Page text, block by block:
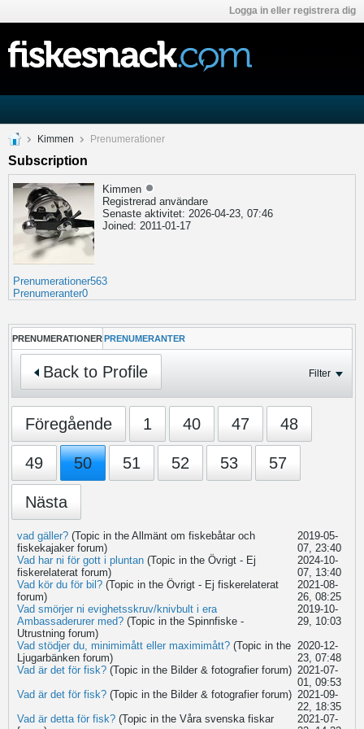
Logga in eller registrera dig
Kimmen Prenumerationer
Subscription
Kimmen
Registrerad användare
Senaste aktivitet: 2026-04-23, 07:46
Joined: 2011-01-17
Prenumerationer563
Prenumeranter0
PRENUMERATIONER PRENUMERANTER
Back to Profile Filter
Föregående 1 40 47 48
49 50 51 52 53 57
Nästa
vad gäller? (Topic in the Allmänt om fiskebåtar och
fiskekajakerforum)
2019-05-
07, 23:40
Vad har ni för gott i pluntan (Topic in the Övrigt - Ej
fiskerelateratforum)
2024-10-
07, 13:40
Vad kör du för bil? (Topic in the Övrigt - Ej fiskerelaterat
forum)
2021-08-
26, 08:25
Vad smörjer ni evighetsskruv/knivbult i era
Ambassaderurer med? (Topic in the Spinnfiske -
Utrustningforum)
2019-10-
29, 10:03
Vad stödjer du, minimimått eller maximimått? (Topic in the
Ljugarbänkenforum)
2020-12-
23, 07:48
Vad är det för fisk? (Topic in the Bilder & fotografierforum) 2021-07-
01, 09:53
Vad är det för fisk? (Topic in the Bilder & fotografierforum) 2021-09-
22, 18:35
Vad är detta för fisk? (Topic in the Våra svenska fiskar
2021-07-